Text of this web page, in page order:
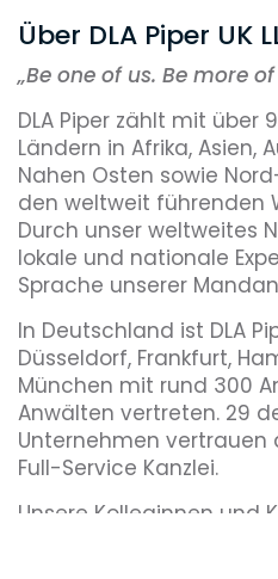
Über DLA Piper UK
„Be one of us. Be more of
DLA Piper zählt mit über
Ländern in Afrika, Asien,
Nahen Osten sowie
den weltweit führenden
Durch unser weltweites
lokale und nationale
Sprache unserer
In Deutschland ist DLA
Düsseldorf, Frankfurt,
München mit rund 300
Anwälten vertreten. 29
Unternehmen vertrauen
Full-Service Kanzlei.
Unsere Kolleginnen und